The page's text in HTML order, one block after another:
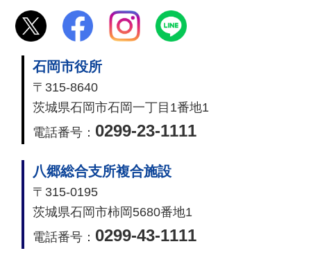
石岡市役所
〒315-8640
茨城県石岡市石岡一丁目1番地1
電話番号： 0299-23-1111
八郷総合支所複合施設
〒315-0195
茨城県石岡市柿岡5680番地1
電話番号： 0299-43-1111